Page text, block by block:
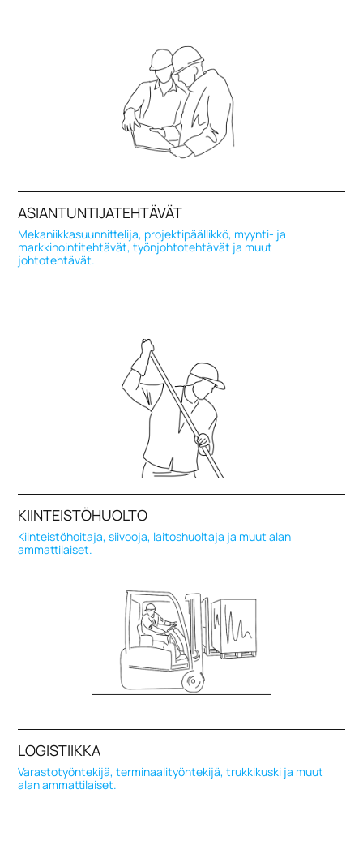
ASIANTUNTIJATEHTÄVÄT
Mekaniikkasuunnittelija, projektipäällikkö, myynti- ja
markkinointitehtävät, työnjohtotehtävät ja muut
johtotehtävät.
KIINTEISTÖHUOLTO
Kiinteistöhoitaja, siivooja, laitoshuoltaja ja muut alan
ammattilaiset.
LOGISTIIKKA
Varastotyöntekijä, terminaalityöntekijä, trukkikuski ja muut
alan ammattilaiset.